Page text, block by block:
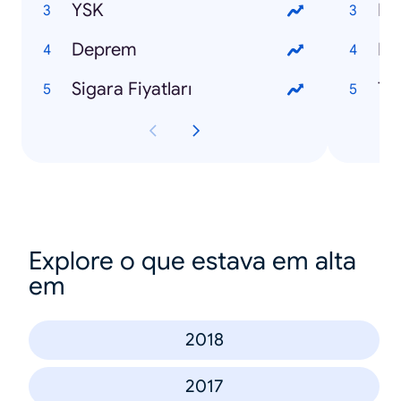
YSK
Deprem
Sigara Fiyatları
Explore o que estava em alta
em
2018
2017